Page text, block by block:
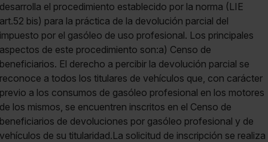
desarrolla el procedimiento establecido por la norma (LIE
art.52 bis) para la práctica de la devolución parcial del
impuesto por el gasóleo de uso profesional. Los principales
aspectos de este procedimiento son:a) Censo de
beneficiarios. El derecho a percibir la devolución parcial se
reconoce a todos los titulares de vehículos que, con carácter
previo a los consumos de gasóleo profesional en los motores
de los mismos, se encuentren inscritos en el Censo de
beneficiarios de devoluciones por gasóleo profesional y de
vehículos de su titularidad.La solicitud de inscripción se realiza